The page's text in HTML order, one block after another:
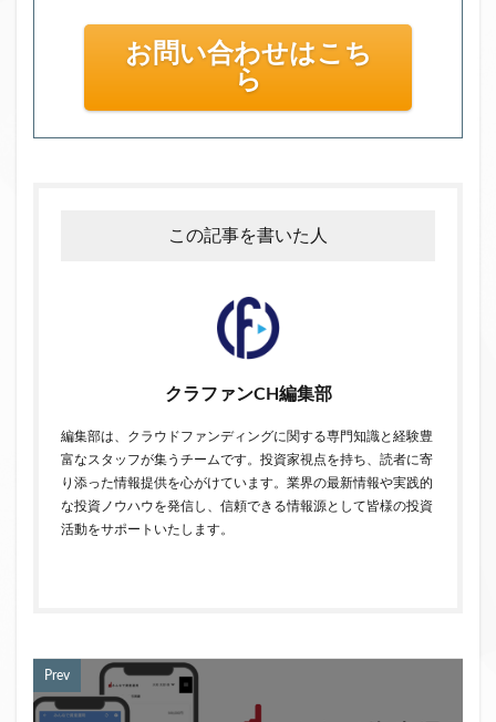
お問い合わせはこち
ら
この記事を書いた人
クラファンCH編集部
編集部は、クラウドファンディングに関する専門知識と経験豊
富なスタッフが集うチームです。投資家視点を持ち、読者に寄
り添った情報提供を心がけています。業界の最新情報や実践的
な投資ノウハウを発信し、信頼できる情報源として皆様の投資
活動をサポートいたします。
Prev